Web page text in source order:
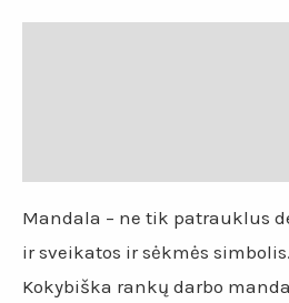
Mandala – ne tik patrauklus
ir sveikatos ir sėkmės simbolis.
Kokybiška rankų darbo